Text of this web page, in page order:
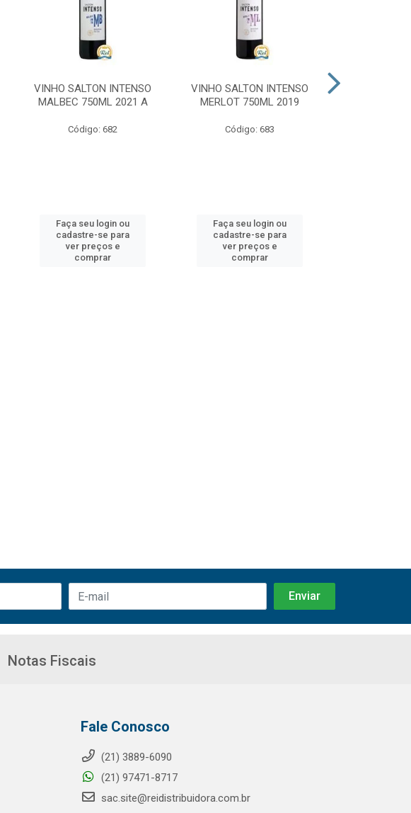
VINHO SALTON INTENSO
MALBEC 750ML 2021 A
Código: 682
Faça seu login ou
cadastre-se para
ver preços e
comprar
VINHO SALTON INTENSO
MERLOT 750ML 2019
Código: 683
Faça seu login ou
cadastre-se para
ver preços e
comprar
Notas Fiscais
Fale Conosco
(21) 3889-6090
(21) 97471-8717
sac.site@reidistribuidora.com.br